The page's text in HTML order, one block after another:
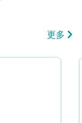
更多